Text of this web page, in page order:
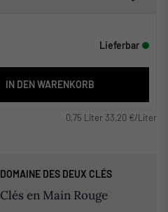
Lieferbar
IN DEN WARENKORB
0,75 Liter 33,20 €/Liter
DOMAINE DES DEUX CLÉS
Clés en Main Rouge